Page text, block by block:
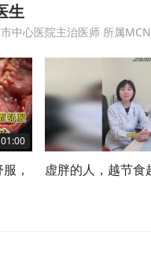
生
中心医院主治医师 所属
01:00
，
虚胖的人，越节食